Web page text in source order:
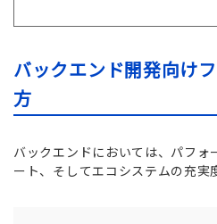
バックエンド開発向け
方
バックエンドにおいては、パフォ
ート、そしてエコシステムの充実